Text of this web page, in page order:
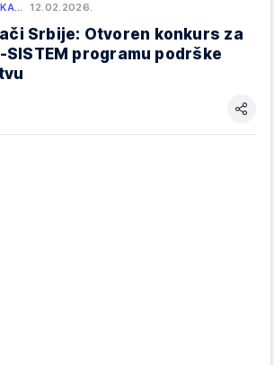
12.02.2026.
Srbije: Otvoren konkurs za
SISTEM programu podrške